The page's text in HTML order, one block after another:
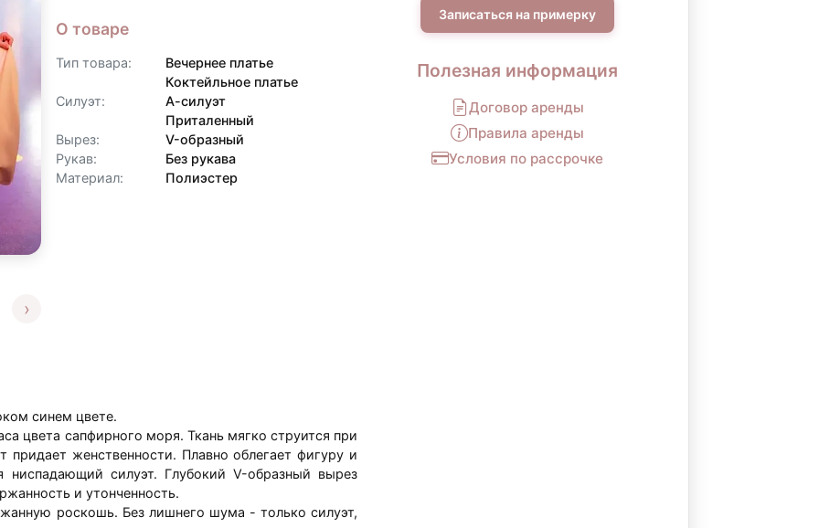
и
›
О товаре
Тип товара:
Вечернее платье
Коктейльное платье
Силуэт:
А-силуэт
Приталенный
Вырез:
V-образный
Рукав:
Без рукава
Материал:
Полиэстер
синем цвете.
цвета сапфирного моря. Ткань мягко струится при
женственности. Плавно облегает фигуру и
силуэт. Глубокий V-образный вырез
и утонченность.
роскошь. Без лишнего шума - только силуэт,
Записаться на примерку
Полезная информация
Договор аренды
Правила аренды
Условия по рассрочке
договора аренды
оформления рассрочки
условия рассрочки с нашим менеджером
оформления
для связи
рассрочки, вы можете обратиться к нам:
и ваши
пошива